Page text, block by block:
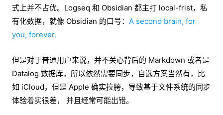
式上并不占优。Logseq 和 Obsidian 都主打 local-frist，私
有化数据，就像 Obsidian 的口号： A second brain, for
you, forever.
但是对于普通用户来说，并不关心背后的 Markdown 或者是
Datalog 数据库，所以依然需要同步，自选方案当然有，比
如 iCloud，但是 Apple 确实拉胯，导致基于文件系统的同步
体验着实很差， 并且经常可能出错。